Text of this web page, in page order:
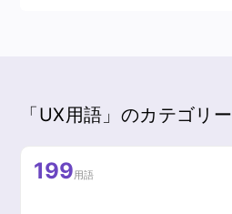
「UX用語」のカテゴリー
199用語